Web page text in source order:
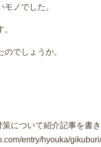
ノでした。
でしょうか。
について紹介記事を書き
entry/hyouka/gikuburi/